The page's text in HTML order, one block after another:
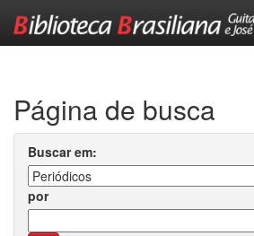
Página de busca
Buscar em:
por